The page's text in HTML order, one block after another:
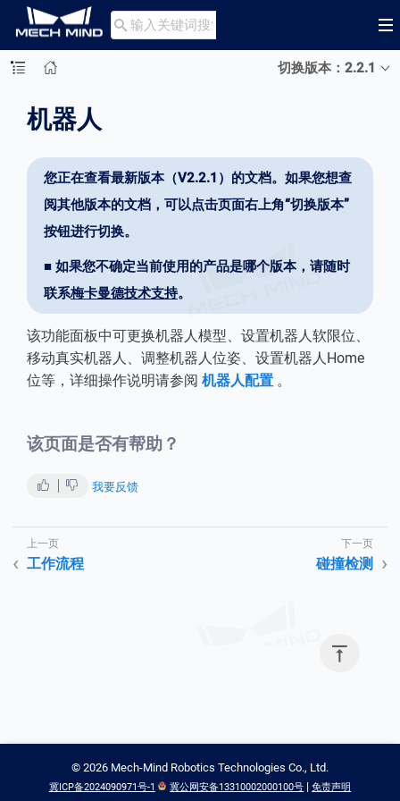

切换版本：2.2.1

机器人
您正在查看最新版本（V2.2.1）的文档。如果您想查
阅其他版本的文档，可以点击页面右上角“切换版本”
按钮进行切换。
■ 如果您不确定当前使用的产品是哪个版本，请随时
联系梅卡曼德技术支持。
该功能面板中可更换机器人模型、设置机器人软限位、
移动真实机器人、调整机器人位姿、设置机器人Home
位等，详细操作说明请参阅 机器人配置 。
该页面是否有帮助？
我要反馈
工作流程 碰撞检测
© 2026 Mech-Mind Robotics Technologies Co., Ltd.
冀ICP备2024090971号-1 冀公网安备13310002000100号 |免责声明